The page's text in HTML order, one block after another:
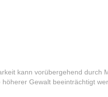
kann vorübergehend durch
Gewalt beeinträchtigt